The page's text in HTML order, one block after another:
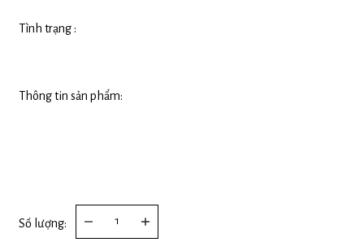
Tình trạng :
Thông tin sản phẩm:
Số lượng: